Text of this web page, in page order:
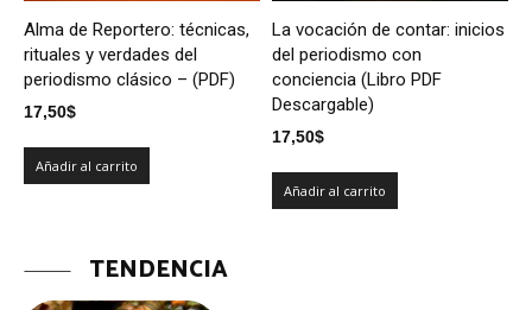
Alma de Reportero: técnicas,
rituales y verdades del
periodismo clásico – (PDF)
17,50$
Añadir al carrito
La vocación de contar: inicios
del periodismo con
conciencia (Libro PDF
Descargable)
17,50$
Añadir al carrito
TENDENCIA